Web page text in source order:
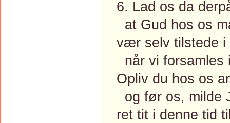
6. Lad os da
at Gud hos os
vær selv tilstede i
når vi forsamles
Opliv du hos os
og før os, milde
ret tit i denne tid